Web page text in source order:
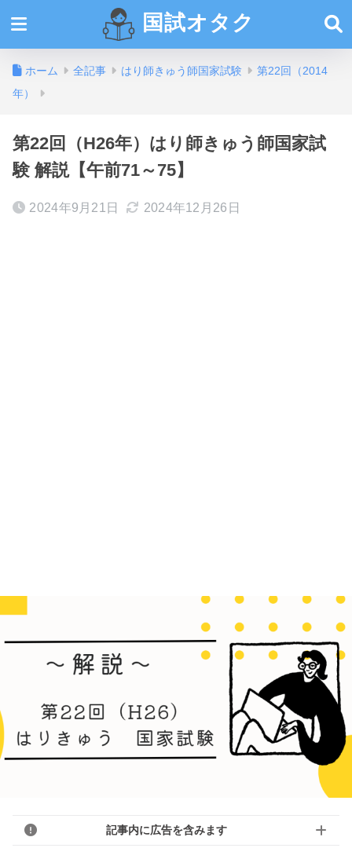
国試オタク
ホーム 全記事 はり師きゅう師国家試験
第22回（2014
年）
第22回（H26年）はり師きゅう師国家試
験 解説【午前71～75】
2024年9月21日 2024年12月26日
記事内に広告を含みます